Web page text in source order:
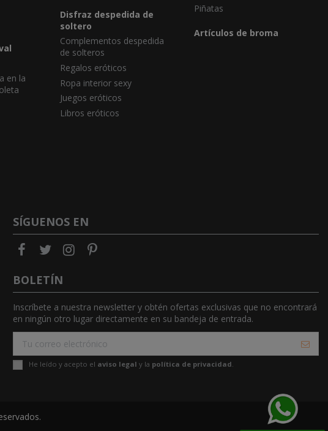
en la
Disfraz despedida de
soltero
Complementos despedida
de solteros
Regalos eróticos
Ropa interior sexy
Juegos eróticos
Libros eróticos
Piñatas
Artículos de broma
SÍGUENOS EN
BOLETÍN
Inscríbete a nuestra newsletter y obtén ofertas exclusivas que no encontrará
en ningún otro lugar directamente en su bandeja de entrada.
He leído y acepto el aviso legal y la política de privacidad.